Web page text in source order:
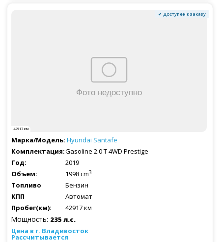
✔ Доступен к заказу
42917 км
Hyundai Santafe
Gasoline 2.0 T 4WD Prestige
2019
1998 cm3
Бензин
Автомат
42917 км
Мощность: 235 л.с.
Рассчитывается